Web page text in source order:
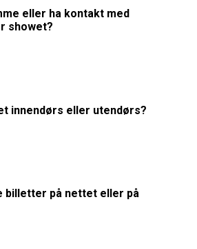
eller ha kontakt med
showet?
innendørs eller utendørs?
billetter på nettet eller på